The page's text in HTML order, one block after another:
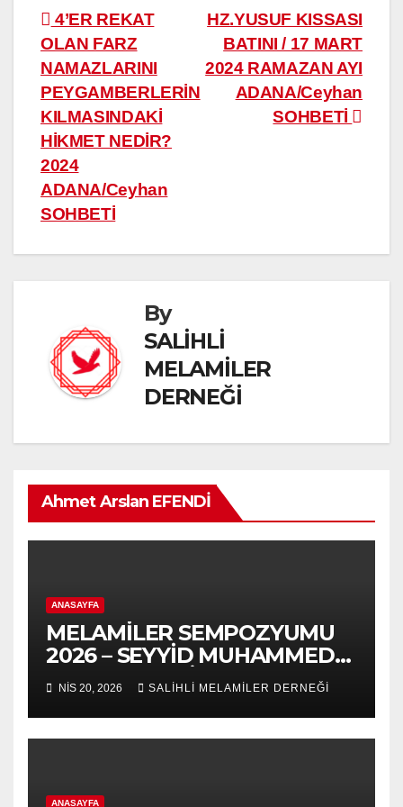
Yazı
gezinmesi
HZ.YUSUF KISSASI
BATINI / 17 MART
2024 RAMAZAN AYI
ADANA/Ceyhan
SOHBETİ
4’ER REKAT
OLAN FARZ
NAMAZLARINI
PEYGAMBERLERİN
KILMASINDAKİ
HİKMET NEDİR?
2024
ADANA/Ceyhan
SOHBETİ
By
SALİHLİ
MELAMİLER
DERNEĞİ
Ahmet Arslan EFENDİ
ANASAYFA
MELAMİLER SEMPOZYUMU
2026 – SEYYİD MUHAMMED
NURUL-ARABİ 139.VUSLAT
YILDÖNÜMÜ-5.VAHDET
SÖYLEYİŞ PANEL
NIS 20, 2026 SALİHLİ MELAMİLER DERNEĞİ
ANASAYFA